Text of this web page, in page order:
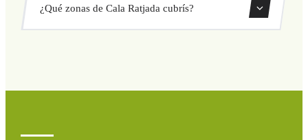
directamente desde nuestro sistema de reservas.
¿Qué zonas de Cala Ratjada cubrís?